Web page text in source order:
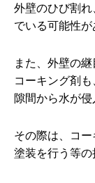
外壁のひび割
でいる可能性が
また、外壁の
コーキング剤
隙間から水が侵
その際は、コ
塗装を行う等の